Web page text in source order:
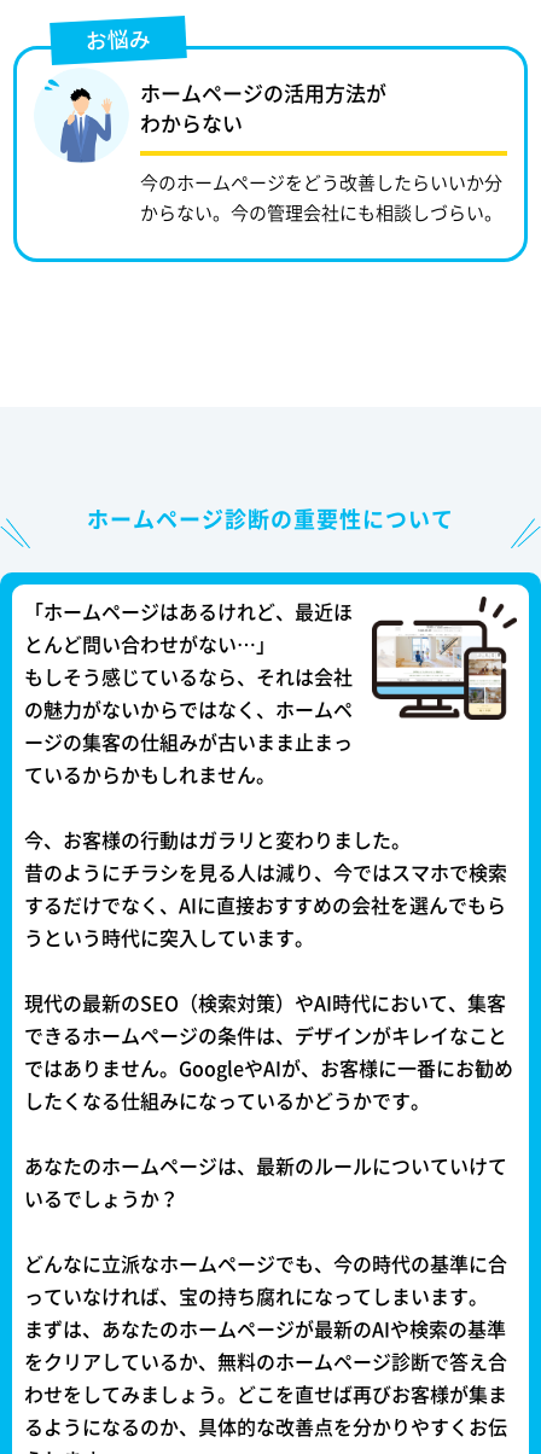
お悩み
ホームページの活用方法が
わからない
今のホームページをどう改善したらいいか分
からない。今の管理会社にも相談しづらい。
ホームページ診断の重要性について
「ホームページはあるけれど、最近ほ
とんど問い合わせがない…」
もしそう感じているなら、それは会社
の魅力がないからではなく、ホームペ
ージの集客の仕組みが古いまま止まっ
ているからかもしれません。
今、お客様の行動はガラリと変わりました。
昔のようにチラシを見る人は減り、今ではスマホで検索
するだけでなく、AIに直接おすすめの会社を選んでもら
うという時代に突入しています。
現代の最新のSEO（検索対策）やAI時代において、集客
できるホームページの条件は、デザインがキレイなこと
ではありません。GoogleやAIが、お客様に一番にお勧め
したくなる仕組みになっているかどうかです。
あなたのホームページは、最新のルールについていけて
いるでしょうか？
どんなに立派なホームページでも、今の時代の基準に合
っていなければ、宝の持ち腐れになってしまいます。
まずは、あなたのホームページが最新のAIや検索の基準
をクリアしているか、無料のホームページ診断で答え合
わせをしてみましょう。どこを直せば再びお客様が集ま
るようになるのか、具体的な改善点を分かりやすくお伝